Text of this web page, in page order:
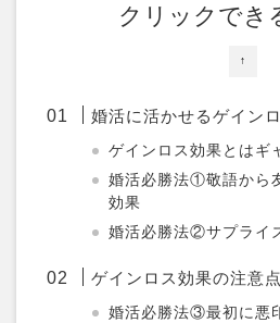
↑
クリックでき
婚活に活かせるゲイン
ゲインロス効果とはギ
婚活必勝法①敬語から
効果
婚活必勝法②サプライ
ゲインロス効果の注意点
婚活必勝法③最初に悪